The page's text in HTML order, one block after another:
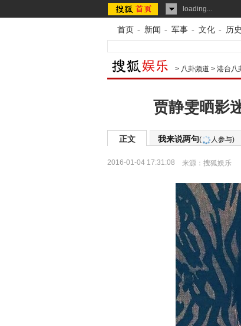
loading...
首页 - 新闻 - 军事 - 文化 - 历史
> 八卦频道 > 港台八
贾静雯晒影
正文 我来说两句( 人参与)
2016-01-04 17:31:08 来源： 搜狐娱乐